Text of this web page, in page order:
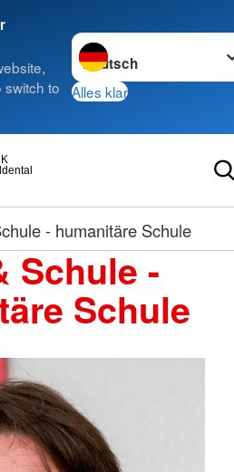
to
Sprache wechseln zu
Alles klar
- humanitäre Schule
Schule -
Schule